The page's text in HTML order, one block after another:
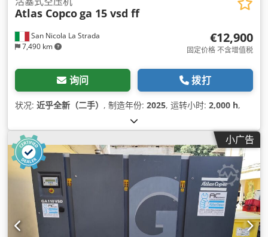
San Nicola La Strada
7,490 km
Atlas Copcoga 15 vsd ff
€12,900
固定价格 不含增值税
询问 拨打
状况: 近乎全新（二手） , 制造年份: 2025, 运转小时: 2,000 h,
小广告